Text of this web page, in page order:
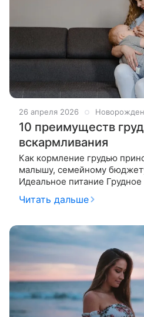
26 апреля 2026
10 преимуществ
вскармливания
Как кормление грудью
малышу, семейному
Идеальное питание
помогающая ребенку расти и
грудном молоке оптимально
Читать дальше